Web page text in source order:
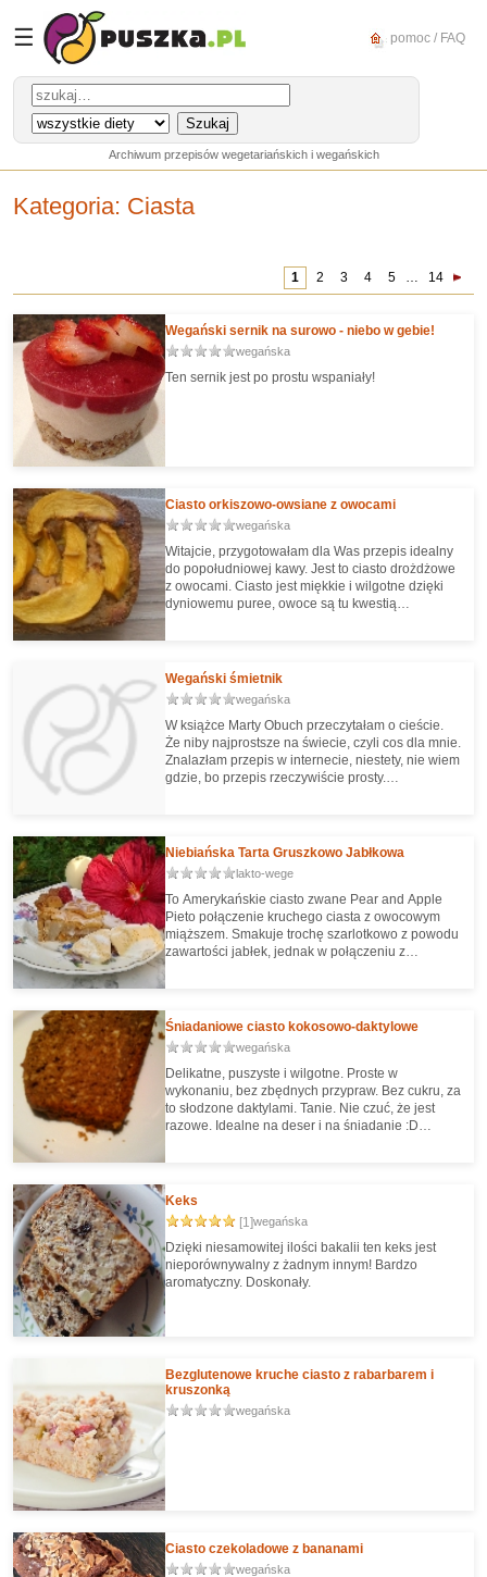
☰ pomoc / FAQ
Archiwum przepisów wegetariańskich i wegańskich
Kategoria: Ciasta
1 2 3 4 5 … 14
Wegański sernik na surowo - niebo w gebie!
wegańska
Ten sernik jest po prostu wspaniały!
Ciasto orkiszowo-owsiane z owocami
wegańska
Witajcie, przygotowałam dla Was przepis idealny
do popołudniowej kawy. Jest to ciasto drożdżowe
z owocami. Ciasto jest miękkie i wilgotne dzięki
dyniowemu puree, owoce są tu kwestią
Nie pozostaje więc nic innego do roboty jak
upieczenie ów ciasta!
Wegański śmietnik
wegańska
W książce Marty Obuch przeczytałam o cieście.
Że niby najprostsze na świecie, czyli cos dla mnie.
Znalazłam przepis w internecie, niestety, nie wiem
gdzie, bo przepis rzeczywiście prosty.
słodkie.
Niebiańska Tarta Gruszkowo Jabłkowa
lakto-wege
To Amerykańskie ciasto zwane Pear and Apple
Pieto połączenie kruchego ciasta z owocowym
miąższem. Smakuje trochę szarlotkowo z powodu
zawartości jabłek, jednak w połączeniu z
Śniadaniowe ciasto kokosowo-daktylowe
wegańska
Delikatne, puszyste i wilgotne. Proste w
wykonaniu, bez zbędnych przypraw. Bez cukru, za
to słodzone daktylami. Tanie. Nie czuć, że jest
razowe. Idealne na deser i na śniadanie :D
Keks
[1]wegańska
Dzięki niesamowitej ilości bakalii ten keks jest
nieporównywalny z żadnym innym! Bardzo
aromatyczny. Doskonały.
Bezglutenowe kruche ciasto z rabarbarem i
kruszonką
wegańska
Ciasto czekoladowe z bananami
wegańska